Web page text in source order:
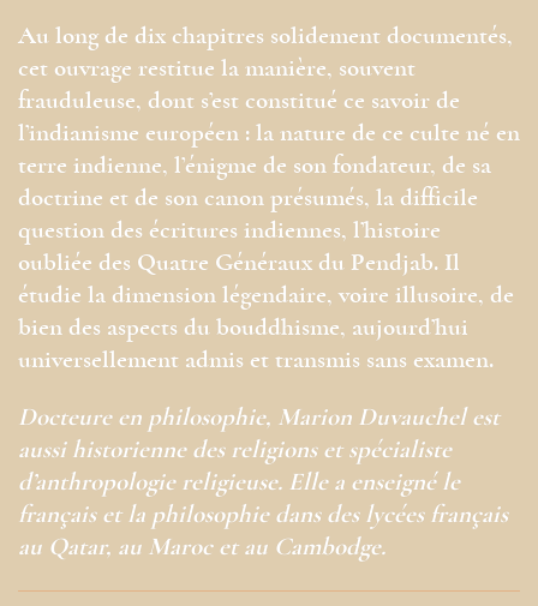
Au long de dix chapitres solidement documentés,
cet ouvrage restitue la manière, souvent
frauduleuse, dont s’est constitué ce savoir de
l’indianisme européen : la nature de ce culte né en
terre indienne, l’énigme de son fondateur, de sa
doctrine et de son canon présumés, la difficile
question des écritures indiennes, l’histoire
oubliée des Quatre Généraux du Pendjab. Il
étudie la dimension légendaire, voire illusoire, de
bien des aspects du bouddhisme, aujourd’hui
universellement admis et transmis sans examen.
Docteure en philosophie, Marion Duvauchel est
aussi historienne des religions et spécialiste
d’anthropologie religieuse. Elle a enseigné le
français et la philosophie dans des lycées français
au Qatar, au Maroc et au Cambodge.